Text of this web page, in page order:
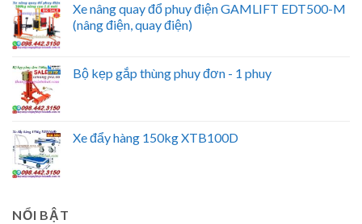
Xe nâng quay đổ phuy điện GAMLIFT EDT500-M
(nâng điện, quay điện)
Bộ kẹp gắp thùng phuy đơn - 1 phuy
Xe đẩy hàng 150kg XTB100D
NỔI BẬT